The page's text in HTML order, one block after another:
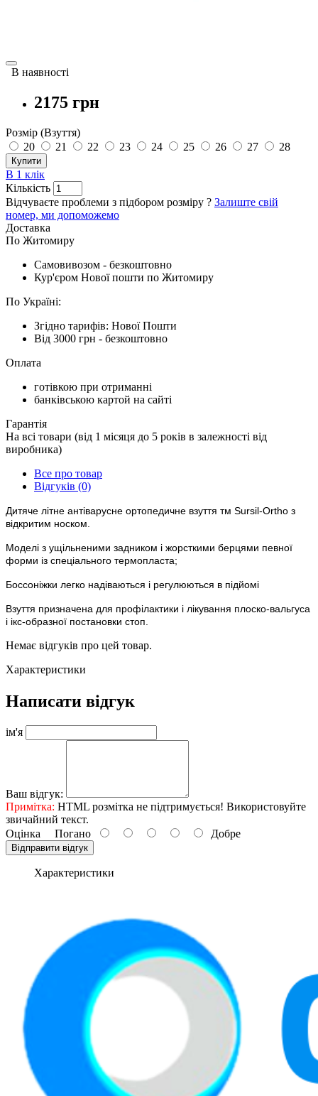
В наявності
2175 грн
Розмір (Взуття)
20
21 22 23 24 25 26 27 28
Купити
В 1 клік
Кількість
Відчуваєте проблеми з підбором розміру ? Залиште свій
номер, ми допоможемо
Доставка
По Житомиру
Cамовивозом - безкоштовно
Кур'єром Нової пошти по Житомиру
По Україні:
Згідно тарифів: Нової Пошти
Від 3000 грн - безкоштовно
Оплата
готівкою при отриманні
банківською картой на сайті
Гарантія
На всі товари (від 1 місяця до 5 років в залежності від
виробника)
Все про товар
Відгуків (0)
Дитяче літне антіварусне ортопедичне взуття тм Sursil-Ortho з
відкритим носком.
Моделі з ущільненими задником і жорсткими берцями певної
форми із спеціального термопласта;
Боссоніжки легко надіваються і регулюються в підйомі
Взуття призначена для профілактики і лікування плоско-вальгуса
і ікс-образної постановки стоп.
Немає відгуків про цей товар.
Характеристики
Написати відгук
ім'я
Ваш відгук:
Примітка: HTML розмітка не підтримується! Використовуйте
звичайний текст.
Оцінка Погано Добре
Відправити відгук
Характеристики